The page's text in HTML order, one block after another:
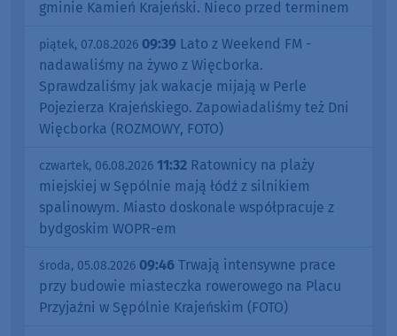
gminie Kamień Krajeński. Nieco przed terminem
piątek, 07.08.2026 09:39 Lato z Weekend FM -
nadawaliśmy na żywo z Więcborka.
Sprawdzaliśmy jak wakacje mijają w Perle
Pojezierza Krajeńskiego. Zapowiadaliśmy też Dni
Więcborka (ROZMOWY, FOTO)
czwartek, 06.08.2026 11:32 Ratownicy na plaży
miejskiej w Sępólnie mają łódź z silnikiem
spalinowym. Miasto doskonale współpracuje z
bydgoskim WOPR-em
środa, 05.08.2026 09:46 Trwają intensywne prace
przy budowie miasteczka rowerowego na Placu
Przyjaźni w Sępólnie Krajeńskim (FOTO)